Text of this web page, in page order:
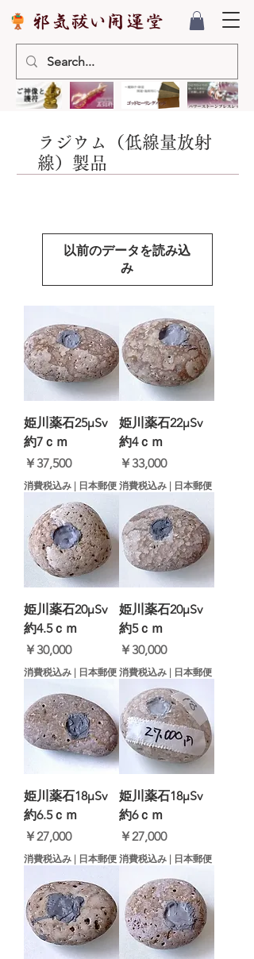
ラジウム（低線量放射
線）製品
以前のデータを読み込
み
姫川薬石25μSv
約7ｃｍ
価格
￥37,500
消費税込み | 日本郵便
姫川薬石22μSv
約4ｃｍ
価格
￥33,000
消費税込み | 日本郵便
姫川薬石20μSv
約4.5ｃｍ
価格
￥30,000
消費税込み | 日本郵便
姫川薬石20μSv
約5ｃｍ
価格
￥30,000
消費税込み | 日本郵便
姫川薬石18μSv
約6.5ｃｍ
価格
￥27,000
消費税込み | 日本郵便
姫川薬石18μSv
約6ｃｍ
価格
￥27,000
消費税込み | 日本郵便